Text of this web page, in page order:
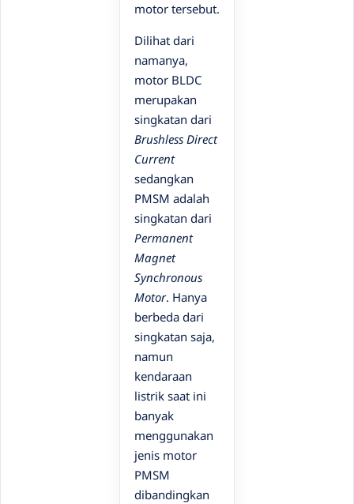
motor tersebut.
Dilihat dari
namanya,
motor BLDC
merupakan
singkatan dari
Brushless Direct
Current
sedangkan
PMSM adalah
singkatan dari
Permanent
Magnet
Synchronous
Motor. Hanya
berbeda dari
singkatan saja,
namun
kendaraan
listrik saat ini
banyak
menggunakan
jenis motor
PMSM
dibandingkan